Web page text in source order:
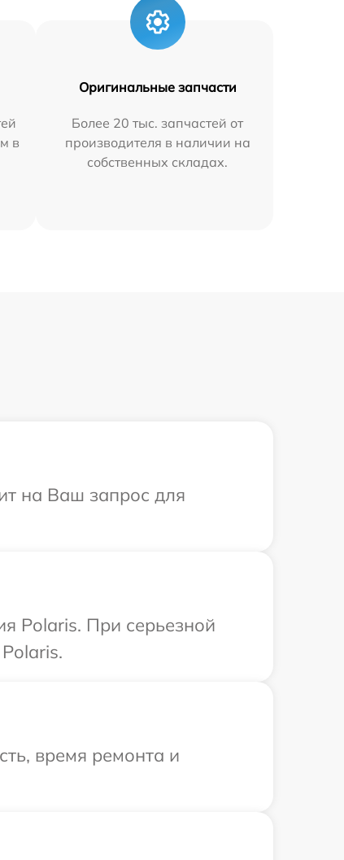
в
Оригинальные запчасти
Более 20 тыс. запчастей от
производителя в наличии на
собственных складах.
на Ваш запрос для
Polaris. При серьезной
время ремонта и